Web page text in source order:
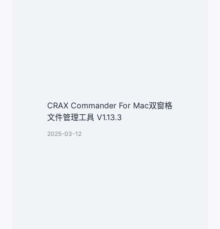
CRAX Commander For Mac双窗格
文件管理工具 V1.13.3
2025-03-12